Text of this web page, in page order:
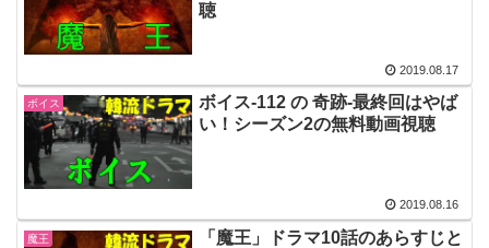
聴
2019.08.17
ボイス
ボイス-112 の 奇跡-最終回はやば
い！シーズン2の無料動画視聴
2019.08.16
魔王
「魔王」ドラマ10話のあらすじと